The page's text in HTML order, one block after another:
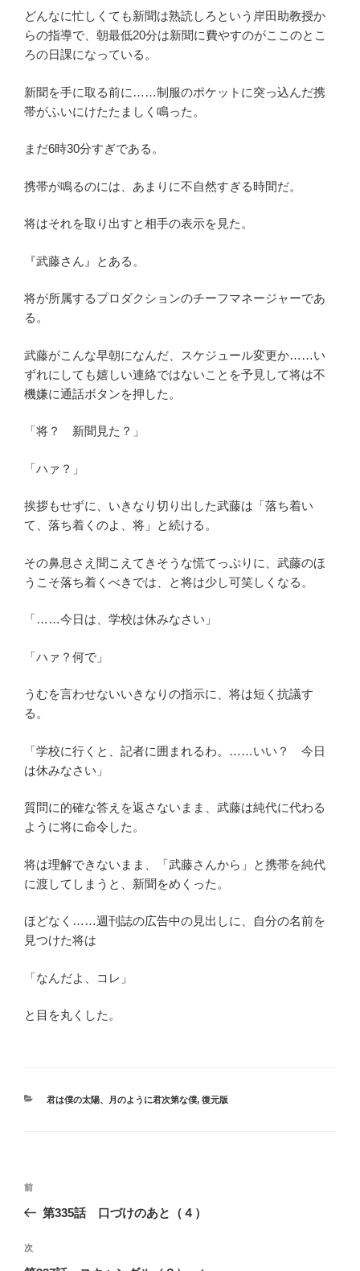
どんなに忙しくても新聞は熟読しろという岸田助教授か
らの指導で、朝最低20分は新聞に費やすのがここのとこ
ろの日課になっている。
新聞を手に取る前に……制服のポケットに突っ込んだ携
帯がふいにけたたましく鳴った。
まだ6時30分すぎである。
携帯が鳴るのには、あまりに不自然すぎる時間だ。
将はそれを取り出すと相手の表示を見た。
『武藤さん』とある。
将が所属するプロダクションのチーフマネージャーであ
る。
武藤がこんな早朝になんだ、スケジュール変更か……い
ずれにしても嬉しい連絡ではないことを予見して将は不
機嫌に通話ボタンを押した。
「将？ 新聞見た？」
「ハァ？」
挨拶もせずに、いきなり切り出した武藤は「落ち着い
て、落ち着くのよ、将」と続ける。
その鼻息さえ聞こえてきそうな慌てっぷりに、武藤のほ
うこそ落ち着くべきでは、と将は少し可笑しくなる。
「……今日は、学校は休みなさい」
「ハァ？何で」
うむを言わせないいきなりの指示に、将は短く抗議す
る。
「学校に行くと、記者に囲まれるわ。……いい？ 今日
は休みなさい」
質問に的確な答えを返さないまま、武藤は純代に代わる
ように将に命令した。
将は理解できないまま、「武藤さんから」と携帯を純代
に渡してしまうと、新聞をめくった。
ほどなく……週刊誌の広告中の見出しに、自分の名前を
見つけた将は
「なんだよ、コレ」
と目を丸くした。
カ
君は僕の太陽、月のように君次第な僕, 復元版
投
ビ
過
去
投
稿
前
第335話 口づけのあと（４）
次
次